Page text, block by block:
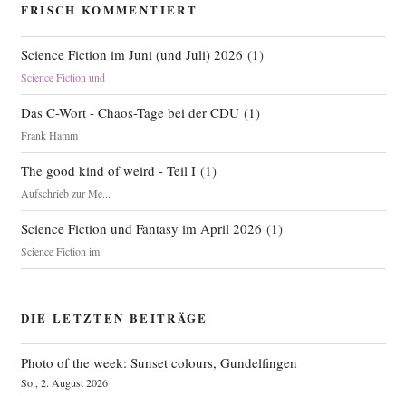
FRISCH KOMMENTIERT
Science Fiction im Juni (und Juli) 2026 (1)
Science Fiction und
Das C-Wort - Chaos-Tage bei der CDU(1)
Frank Hamm
The good kind of weird - Teil I(1)
Aufschrieb zur Me...
Science Fiction und Fantasy im April 2026 (1)
Science Fiction im
DIE LETZTEN BEITRÄGE
Photo of the week: Sunset colours, Gundelfingen
So., 2. August 2026